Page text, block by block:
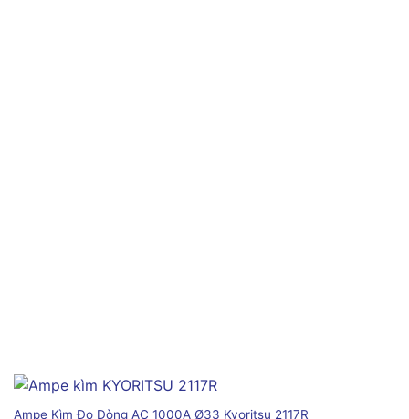
Ampe Kìm Đo Dòng AC 1000A Ø33 Kyoritsu 2117R